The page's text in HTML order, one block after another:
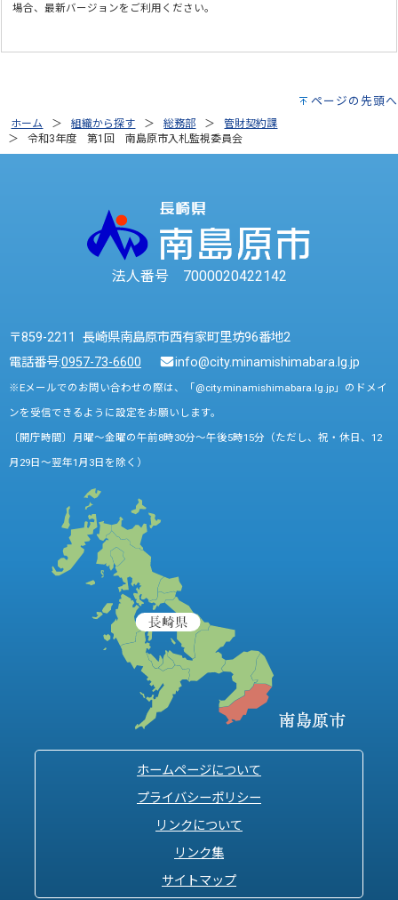
場合、最新バージョンをご利用ください。
ページの先頭へ
ホーム 組織から探す 総務部
管財契約課
令和3年度 第1回 南島原市入札監視委員会
法人番号 7000020422142
〒859-2211 長崎県南島原市西有家町里坊96番地2
電話番号:0957-73-6600 info@city.minamishimabara.lg.jp
※Eメールでのお問い合わせの際は、「@city.minamishimabara.lg.jp」のドメイ
ンを受信できるように設定をお願いします。
〔開庁時間〕月曜～金曜の午前8時30分～午後5時15分（ただし、祝・休日、12
月29日～翌年1月3日を除く）
ホームページについて
プライバシーポリシー
リンクについて
リンク集
サイトマップ